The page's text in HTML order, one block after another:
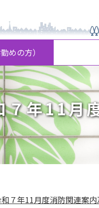
めの方）
７年11月
７年11月度消防関連案